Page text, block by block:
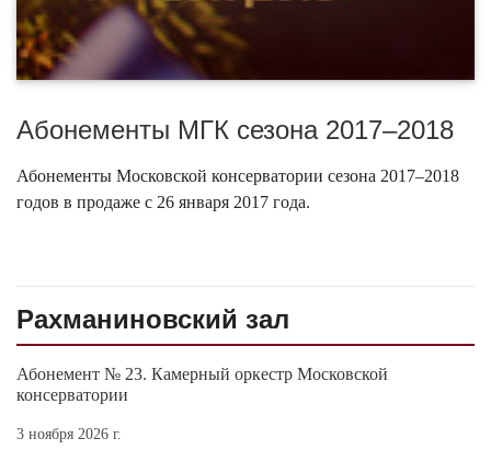
Абонементы МГК сезона 2017–2018
Абонементы Московской консерватории сезона 2017–2018
годов в продаже с 26 января 2017 года.
Рахманиновский зал
Абонемент № 23. Камерный оркестр Московской
консерватории
3 ноября 2026 г.